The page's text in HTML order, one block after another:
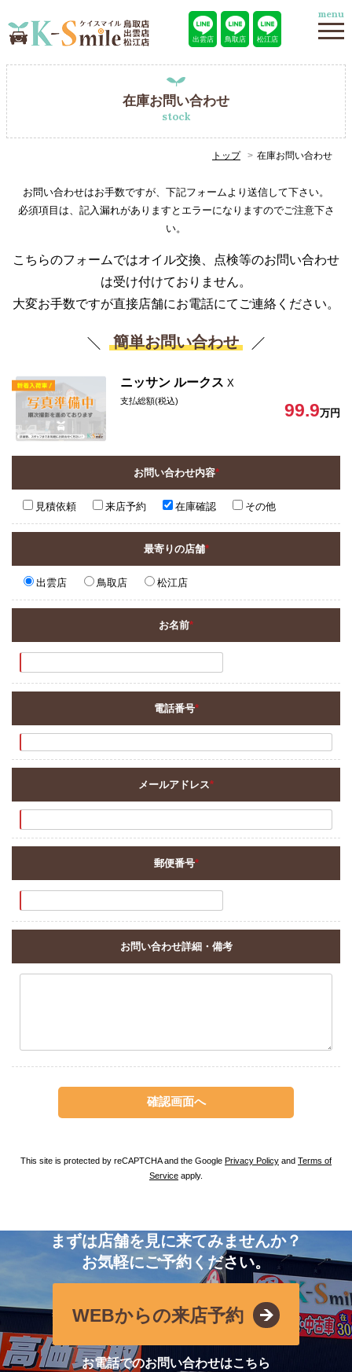
出雲店 鳥取店 松江店
menu
在庫お問い合わせ
stock
トップ 在庫お問い合わせ
お問い合わせはお手数ですが、下記フォームより送信して下さい。
必須項目は、記入漏れがありますとエラーになりますのでご注意下さ
い。
こちらのフォームではオイル交換、点検等のお問い合わせ
は受け付けておりません。
大変お手数ですが直接店舗にお電話にてご連絡ください。
簡単お問い合わせ
ニッサン ルークス X
支払総額(税込) 99.9万円
お問い合わせ内容*
見積依頼 来店予約 在庫確認 その他
最寄りの店舗*
出雲店 鳥取店 松江店
お名前*
電話番号*
メールアドレス*
郵便番号*
お問い合わせ詳細・備考
This site is protected by reCAPTCHA and the Google Privacy Policy and Terms of
Service apply.
まずは店舗を見に来てみませんか？
お気軽にご予約ください。
WEBからの来店予約
お電話でのお問い合わせはこちら